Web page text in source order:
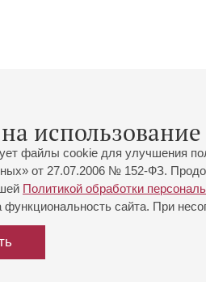
файлы cookie для улучшения
от 27.07.2006 № 152-ФЗ.
Политикой обработки
сайта. При